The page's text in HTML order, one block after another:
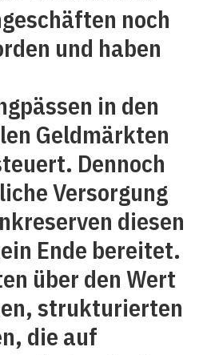
noch
und haben
in den
Geldmärkten
Dennoch
Versorgung
diesen
Ende bereitet.
über den Wert
strukturierten
die auf